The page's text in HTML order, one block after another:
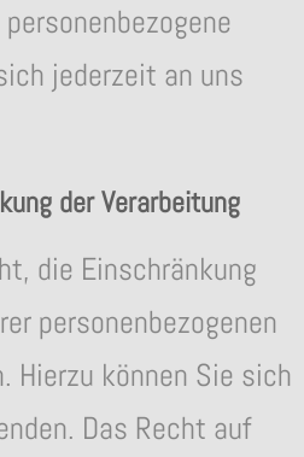
jederzeit an uns
der Verarbeitung
die Einschränkung
personenbezogenen
Hierzu können Sie sich
Das Recht auf